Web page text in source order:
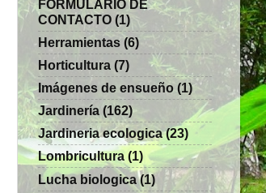
FORMULARIO DE
CONTACTO (1)
Herramientas (6)
Horticultura (7)
Imágenes de ensueño (1)
Jardinería (162)
Jardineria ecologica (23)
Lombricultura (1)
Lucha biologica (1)